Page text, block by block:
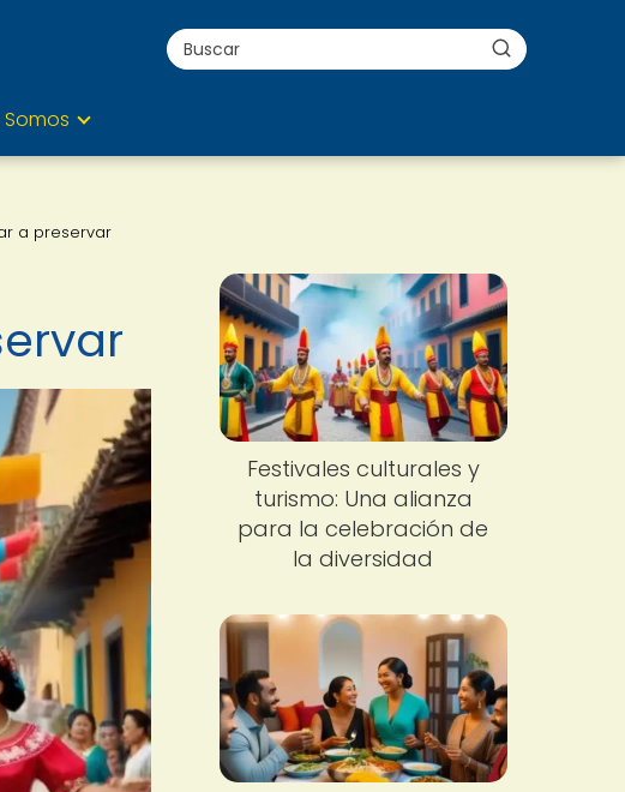
a preservar
Festivales culturales y
turismo: Una alianza
para la celebración de
la diversidad